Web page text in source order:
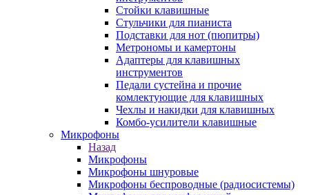
Стойки клавишные
Стульчики для пианиста
Подставки для нот (пюпитры)
Метрономы и камертоны
Адаптеры для клавишных
инструментов
Педали сустейна и прочие
комлектующие для клавишных
Чехлы и накидки для клавишных
Комбо-усилители клавишные
Микрофоны
Назад
Микрофоны
Микрофоны шнуровые
Микрофоны беспроводные (радиосистемы)